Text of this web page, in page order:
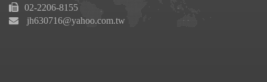
02-2206-8155
jh630716@yahoo.com.tw